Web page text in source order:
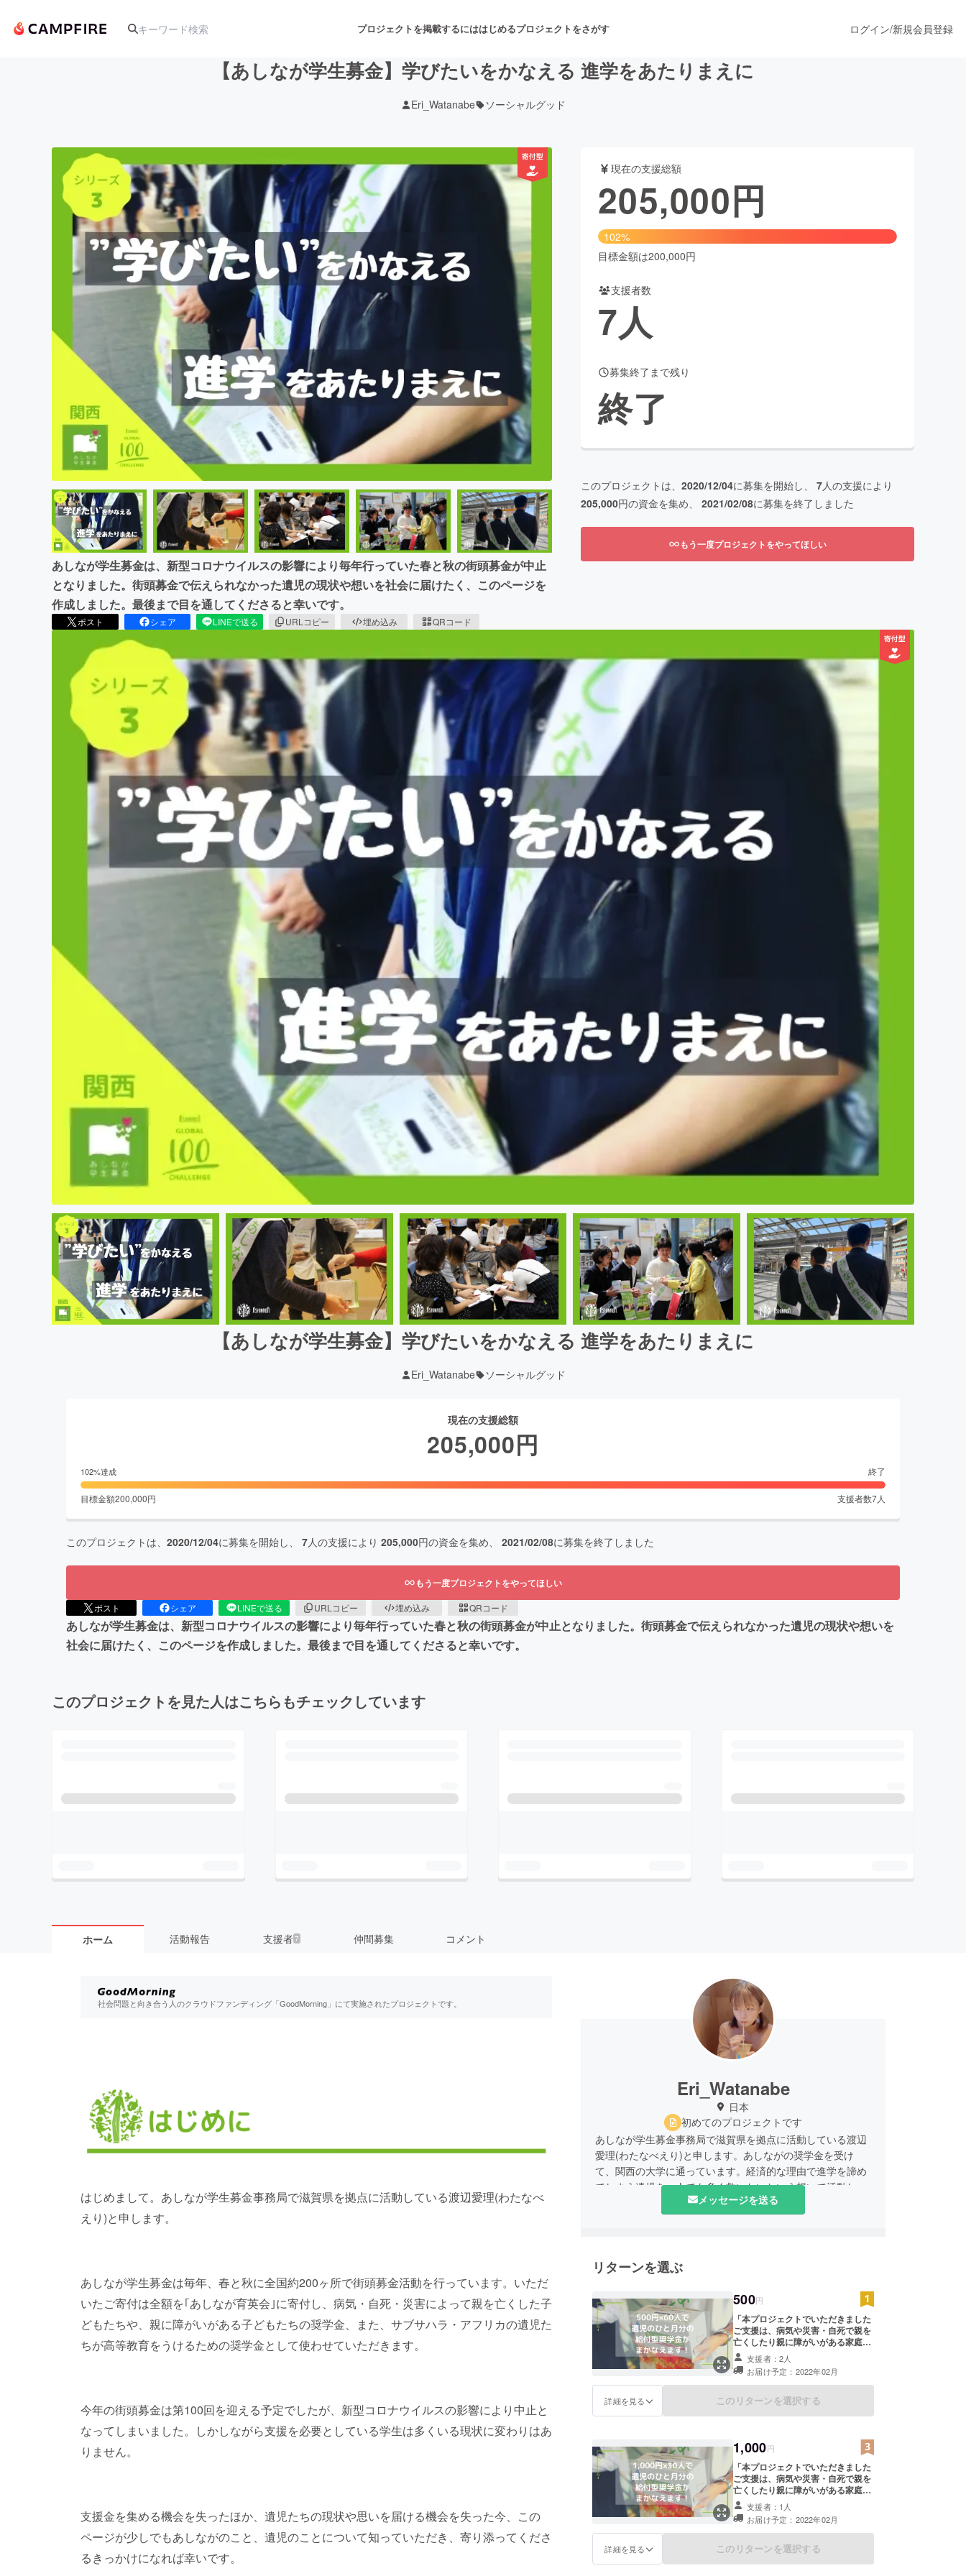
プロジェクトを掲載するにははじめるプロジェクトをさがす
アート・写真 音楽 舞台・パフォーマンス
テクノロジー・ガジェット ゲーム・サービス開発 フード・飲食店 ファッション
映像・映画 書籍・雑誌出版
ビジネス・起業 チャレンジ ビューティー・ヘルスケア
まちづくり・地域活性化
CAMPFIRE for Social GoodCAMPFIRE Creation
CAMPFIREふるさと納税machi-yaコミュニティ
ログイン/新規会員登録
【あしなが学生募金】学びたいをかなえる 進学をあたりまえに
Eri_Watanabe ソーシャルグッド
あしなが学生募金は、新型コロナウイルスの影響により毎年行っていた春と秋の街頭募金が中止
となりました。街頭募金で伝えられなかった遺児の現状や想いを社会に届けたく、このページを
作成しました。最後まで目を通してくださると幸いです。
ポスト シェア LINEで送る URLコピー 埋め込み QRコード
現在の支援総額
205,000円
102%
目標金額は200,000円
支援者数
7人
募集終了まで残り
終了
このプロジェクトは、 2020/12/04に募集を開始し、 7人の支援により
205,000円の資金を集め、 2021/02/08に募集を終了しました
もう一度プロジェクトをやってほしい
【あしなが学生募金】学びたいをかなえる 進学をあたりまえに
Eri_Watanabe ソーシャルグッド
現在の支援総額
205,000円
102%達成 終了
目標金額200,000円 支援者数7人
このプロジェクトは、 2020/12/04に募集を開始し、 7人の支援により 205,000円の資金を集め、 2021/02/08に募集を終了しました
もう一度プロジェクトをやってほしい
ポスト シェア LINEで送る URLコピー 埋め込み QRコード
あしなが学生募金は、新型コロナウイルスの影響により毎年行っていた春と秋の街頭募金が中止となりました。街頭募金で伝えられなかった遺児の現状や想いを
社会に届けたく、このページを作成しました。最後まで目を通してくださると幸いです。
このプロジェクトを見た人はこちらもチェックしています
ホーム 活動報告 支援者7 仲間募集 コメント
社会問題と向き合う人のクラウドファンディング「GoodMorning」にて実施されたプロジェクトです。
はじめまして。あしなが学生募金事務局で滋賀県を拠点に活動している渡辺愛理(わたなべ
えり)と申します。
あしなが学生募金は毎年、春と秋に全国約200ヶ所で街頭募金活動を行っています。いただ
いたご寄付は全額を｢あしなが育英会｣に寄付し、病気・自死・災害によって親を亡くした子
どもたちや、親に障がいがある子どもたちの奨学金、また、サブサハラ・アフリカの遺児た
ちが高等教育をうけるための奨学金として使わせていただきます。
今年の街頭募金は第100回を迎える予定でしたが、新型コロナウイルスの影響により中止と
なってしまいました。しかしながら支援を必要としている学生は多くいる現状に変わりはあ
りません。
支援金を集める機会を失ったほか、遺児たちの現状や思いを届ける機会を失った今、この
ページが少しでもあしながのこと、遺児のことについて知っていただき、寄り添ってくださ
るきっかけになれば幸いです。
Eri_Watanabe
日本
初めてのプロジェクトです
あしなが学生募金事務局で滋賀県を拠点に活動している渡辺
愛理(わたなべえり)と申します。あしながの奨学金を受け
て、関西の大学に通っています。経済的な理由で進学を諦め
てしまう遺児を一人でも多く救いたいという想いで活動して
メッセージを送る
リターンを選ぶ
500円
「本プロジェクトでいただきました
ご支援は、病気や災害・自死で親を
亡くしたり親に障がいがある家庭の
学生たちの奨学金として、全額を一
般財団法人あしなが育英会に寄付
し、大切に使用させていただきま
す。 ご支援者情報を一般財団法人あ
しなが育英会に提供のうえ、あしな
の入金が2021年2月頃となりますた
め、リターンの発送は2022年2～3
月頃となります。 ※①2020年中にご
支援いただいた方で2020年1～12月
分の活動報告書の受け取りをご希望
される方、または②本プロジェクト
への寄付金の「領収書」を2021年3
月以降早期に受け取りたい方がい
旨をご記入ください。」
支援者：2人
お届け予定：2022年02月
詳細を見る このリターンを選択する
1,000円
「本プロジェクトでいただきました
ご支援は、病気や災害・自死で親を
亡くしたり親に障がいがある家庭の
学生たちの奨学金として、全額を一
般財団法人あしなが育英会に寄付
し、大切に使用させていただきま
す。 ご支援者情報を一般財団法人あ
しなが育英会に提供のうえ、あしな
支援者：1人
お届け予定：2022年02月
詳細を見る このリターンを選択する